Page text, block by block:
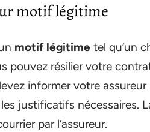
motif légitime
motif légitime tel qu’un
pouvez résilier votre
informer votre
justificatifs nécessaires.
par l’assureur.